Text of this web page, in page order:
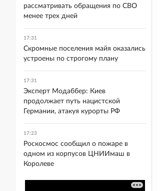
рассматривать обращения по СВО
менее трех дней
17:31
Скромные поселения майя оказались
устроены по строгому плану
17:31
Эксперт Модаббер: Киев
продолжает путь нацистской
Германии, атакуя курорты РФ
17:23
Роскосмос сообщил о пожаре в
одном из корпусов ЦНИИмаш в
Королеве